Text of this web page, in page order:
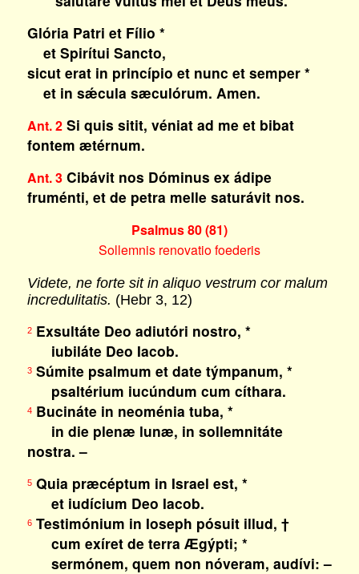
Glória Patri et Fílio *
et Spirítui Sancto,
sicut erat in princípio et nunc et semper *
et in sǽcula sæculórum. Amen.
Ant. 2Si quis sitit, véniat ad me et bibat
fontem ætérnum.
Ant. 3Cibávit nos Dóminus ex ádipe
fruménti, et de petra melle saturávit nos.
Psalmus 80 (81)
Sollemnis renovatio foederis
Videte, ne forte sit in aliquo vestrum cor malum
incredulitatis. (Hebr 3, 12)
2Exsultáte Deo adiutóri nostro, *
iubiláte Deo Iacob.
3 Súmite psalmum et date týmpanum, *
psaltérium iucúndum cum cíthara.
4 Bucináte in neoménia tuba, *
in die plenæ lunæ, in sollemnitáte
nostra. –
5Quia præcéptum in Israel est, *
et iudícium Deo Iacob.
6Testimónium in Ioseph pósuit illud, †
cum exíret de terra Ægýpti; *
sermónem, quem non nóveram, audívi: –